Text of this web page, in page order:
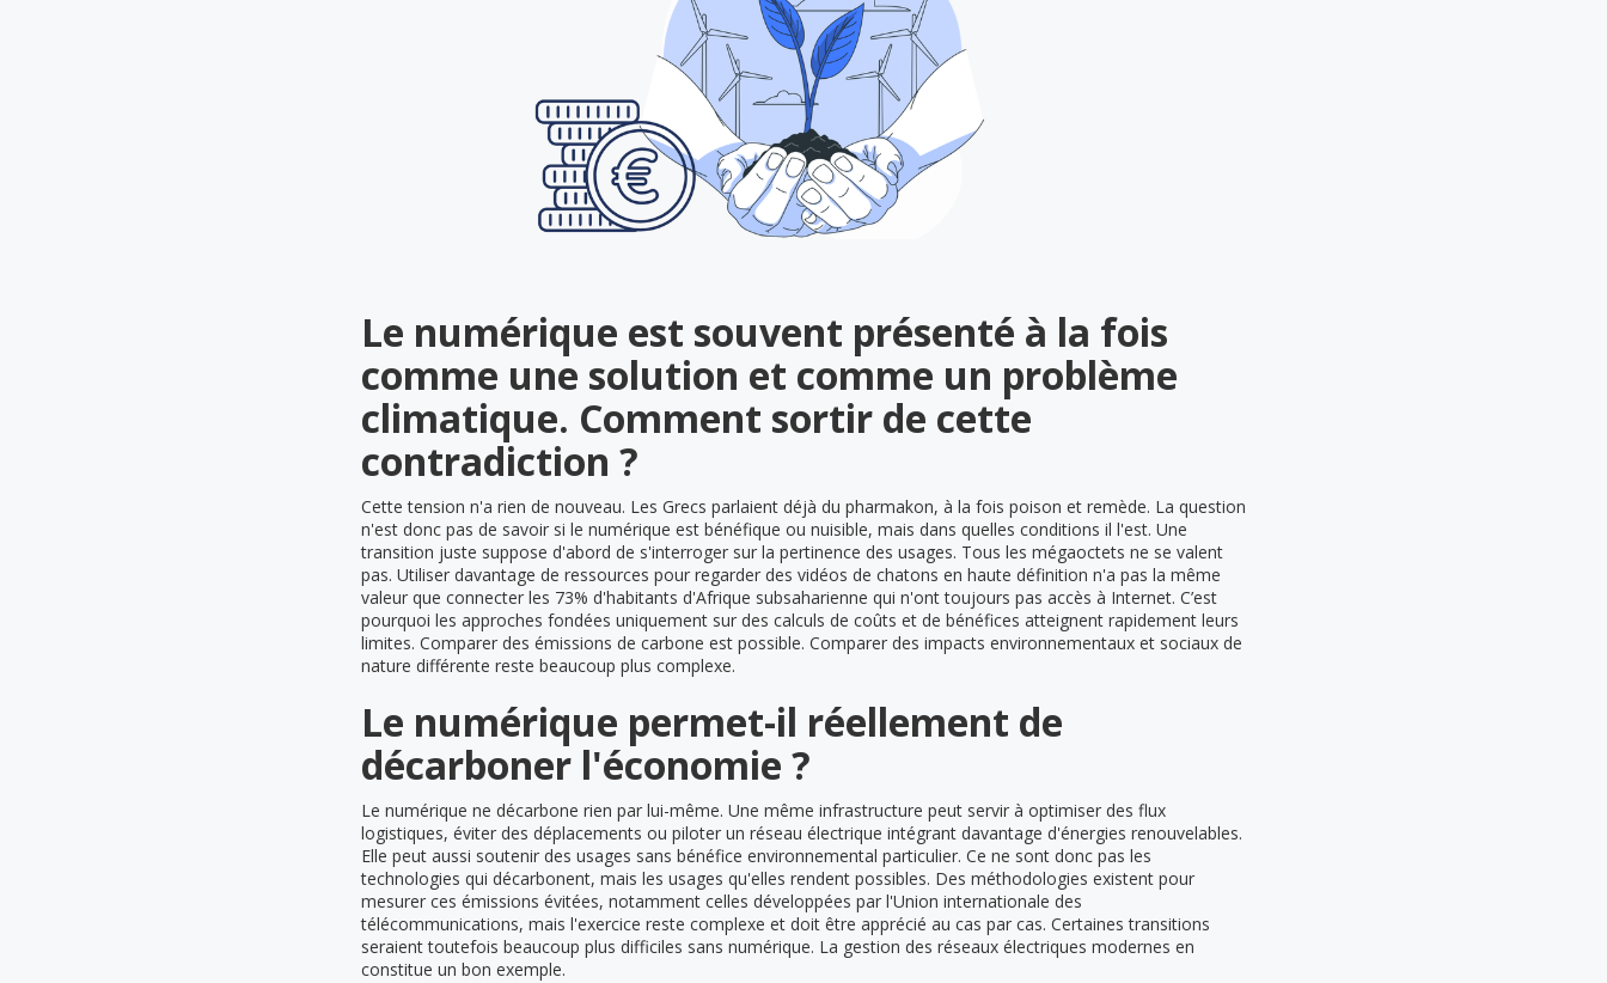
Le numérique est souvent présenté à la fois
comme une solution et comme un problème
climatique. Comment sortir de cette
contradiction ?
Cette tension n'a rien de nouveau. Les Grecs parlaient déjà du pharmakon, à la fois poison et remède. La question
n'est donc pas de savoir si le numérique est bénéfique ou nuisible, mais dans quelles conditions il l'est. Une
transition juste suppose d'abord de s'interroger sur la pertinence des usages. Tous les mégaoctets ne se valent
pas. Utiliser davantage de ressources pour regarder des vidéos de chatons en haute définition n'a pas la même
valeur que connecter les 73% d'habitants d'Afrique subsaharienne qui n'ont toujours pas accès à Internet. C’est
pourquoi les approches fondées uniquement sur des calculs de coûts et de bénéfices atteignent rapidement leurs
limites. Comparer des émissions de carbone est possible. Comparer des impacts environnementaux et sociaux de
nature différente reste beaucoup plus complexe.
Le numérique permet-il réellement de
décarboner l'économie ?
Le numérique ne décarbone rien par lui-même. Une même infrastructure peut servir à optimiser des flux
logistiques, éviter des déplacements ou piloter un réseau électrique intégrant davantage d'énergies renouvelables.
Elle peut aussi soutenir des usages sans bénéfice environnemental particulier. Ce ne sont donc pas les
technologies qui décarbonent, mais les usages qu'elles rendent possibles. Des méthodologies existent pour
mesurer ces émissions évitées, notamment celles développées par l'Union internationale des
télécommunications, mais l'exercice reste complexe et doit être apprécié au cas par cas. Certaines transitions
seraient toutefois beaucoup plus difficiles sans numérique. La gestion des réseaux électriques modernes en
constitue un bon exemple.